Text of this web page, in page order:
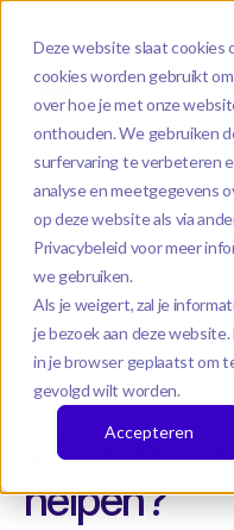
Deze website slaat cookies
cookies worden gebruikt
over hoe je met onze
onthouden. We gebruiken
surfervaring te verbeteren
analyse en meetgegevens
op deze website als via
Privacybeleid voor meer
we gebruiken.
Als je weigert, zal je
je bezoek aan deze
in je browser geplaatst om
gevolgd wilt worden.
Accepteren
Waarmee
helpen?